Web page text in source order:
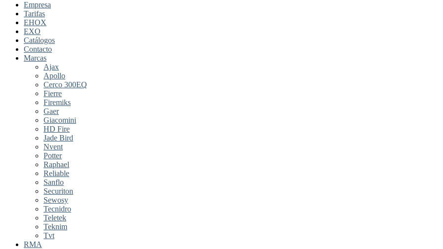
Empresa
Tarifas
EHOX
EXO
Catálogos
Contacto
Marcas
Ajax
Apollo
Cerco 300EQ
Fierre
Firemiks
Gaer
Giacomini
HD Fire
Jade Bird
Nvent
Potter
Raphael
Reliable
Sanflo
Securiton
Sewosy
Tecnidro
Teletek
Teknim
Tvt
RMA